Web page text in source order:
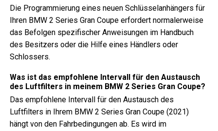
Die Programmierung eines neuen Schlüsselanhängers für
Ihren BMW 2 Series Gran Coupe erfordert normalerweise
das Befolgen spezifischer Anweisungen im Handbuch
des Besitzers oder die Hilfe eines Händlers oder
Schlossers.
Was ist das empfohlene Intervall für den Austausch
des Luftfilters in meinem BMW 2 Series Gran Coupe?
Das empfohlene Intervall für den Austausch des
Luftfilters in Ihrem BMW 2 Series Gran Coupe (2021)
hängt von den Fahrbedingungen ab. Es wird im